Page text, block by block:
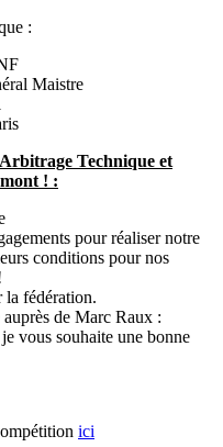
:
Maistre
Technique et
! :
pour réaliser notre
conditions pour nos
la fédération.
de Marc Raux :
vous souhaite une bonne
ici